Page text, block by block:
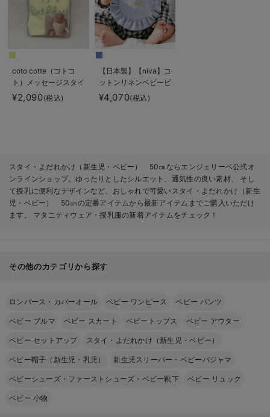
coto cotte（コトコ
ト）メッセージスタイ
｜出産 祝い
¥2,090(税込)
【日本製】【niva】コ
ットンリネンベビービ
ブ
¥4,070(税込)
スタイ・よだれかけ（新生児・ベビー） 50㎝ならエンジェリーベ公式オ
ンラインショップ。ゆったりとしたシルエット、通気性の良い素材、 そし
て授乳に便利なデザインなど、おしゃれで可愛いスタイ・よだれかけ（新生
児・ベビー） 50㎝の定番アイテムから最新アイテムまでご購入いただけ
ます。 マタニティウェア・授乳服の新着アイテムをチェック！
その他のカテゴリから探す
ロンパース・カバーオール ベビー ワンピース ベビー パンツ
ベビー ブルマ ベビー スカート ベビートップス ベビー アウター
ベビー セットアップ スタイ・よだれかけ（新生児・ベビー）
ベビー帽子（新生児・乳児） 新生児スリーパー・ベビーパジャマ
ベビーシューズ・ファーストシューズ・ベビー靴下 ベビー リュック
ベビー 小物